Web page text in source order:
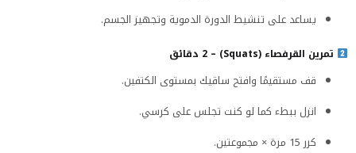
يساعد على تنشيط الدورة الدموية وتجهيز الجسم.
تمرين القرفصاء (Squats) – 2 دقائق
قف مستقيمًا وافتح ساقيك بمستوى الكتفين.
انزل ببطء كما لو كنت تجلس على كرسي.
كرر 15 مرة × مجموعتين.